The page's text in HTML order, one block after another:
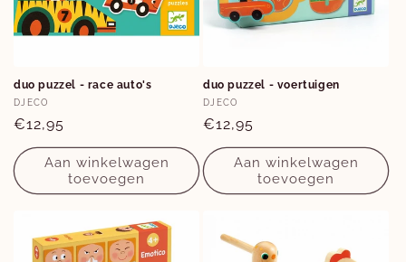
duo puzzel - race auto's
Verkoper:
DJECO
Normale
prijs
€12,95
Aan winkelwagen
toevoegen
duo puzzel - voertuigen
Verkoper:
DJECO
Normale
prijs
€12,95
Aan winkelwagen
toevoegen